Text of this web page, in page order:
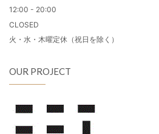
12:00 - 20:00
CLOSED
火・水・木曜定休（祝日を除く）
OUR PROJECT